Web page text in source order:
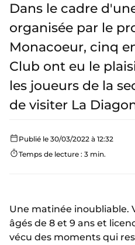
Dans le cadre
organisée par le
Monacoeur, cinq
Club ont eu le
les joueurs de la
de visiter La
Publié le 30/03/2022 à 12:32
Temps de lecture : 3 min.
Une matinée inoubliable.
âgés de 8 et 9 ans et
vécu des moments qui